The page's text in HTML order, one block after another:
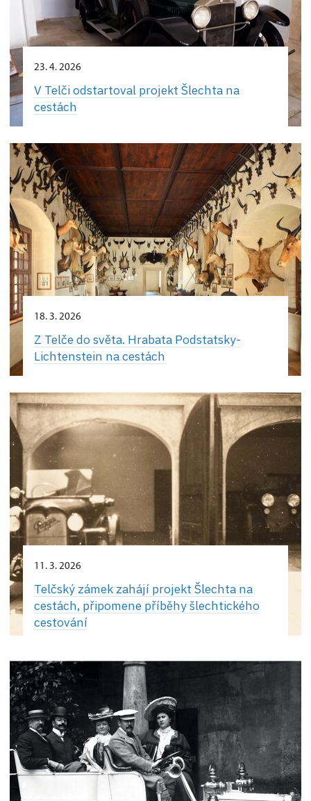
23. 4. 2026
V Telči odstartoval projekt Šlechta na
cestách
18. 3. 2026
Z Telče do světa. Hrabata Podstatsky-
Lichtenstein na cestách
11. 3. 2026
Telčský zámek zahájí projekt Šlechta na
cestách, připomene příběhy šlechtického
cestování